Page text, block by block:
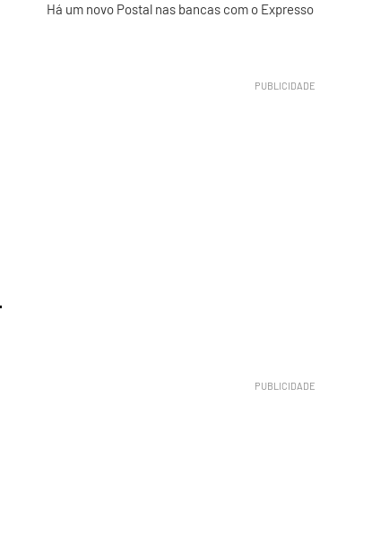
Há um novo Postal nas bancas com o Expresso